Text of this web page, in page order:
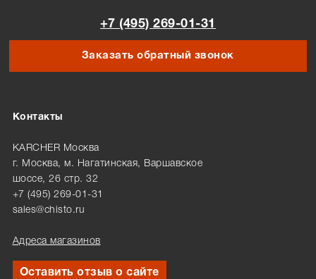
+7 (495) 269-01-31
Заказать обратный звонок
Контакты
KARCHER Москва
г. Москва, м. Нагатинская, Варшавское
шоссе, 26 стр. 32
+7 (495) 269-01-31
sales@chisto.ru
Адреса магазинов
Оставить отзыв о сайте